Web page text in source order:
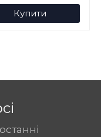
Купити